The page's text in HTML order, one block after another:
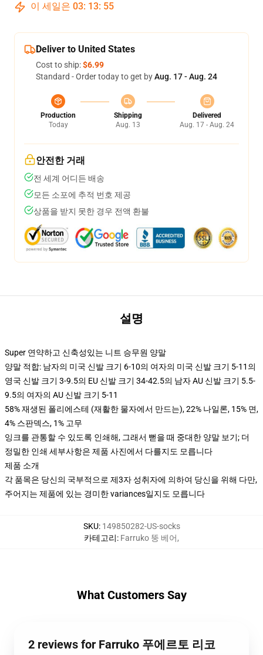
이 세일은 03: 13: 55
Deliver to United States
Cost to ship:$6.99
Standard - Order today to get byAug. 17 - Aug. 24
Production
Today
Shipping
Aug. 13
Delivered
Aug. 17 - Aug. 24
안전한 거래
전 세계 어디든 배송
모든 소포에 추적 번호 제공
상품을 받지 못한 경우 전액 환불
설명
Super 연약하고 신축성있는 니트 승무원 양말
양말 적합: 남자의 미국 신발 크기 6-10의 여자의 미국 신발 크기 5-11의
영국 신발 크기 3-9.5의 EU 신발 크기 34-42.5의 남자 AU 신발 크기 5.5-
9.5의 여자의 AU 신발 크기 5-11
58% 재생된 폴리에스테 (재활한 물자에서 만드는), 22% 나일론, 15% 면,
4% 스판덱스, 1% 고무
잉크를 관통할 수 있도록 인쇄해, 그래서 뻗을 때 중대한 양말 보기; 더
정밀한 인쇄 세부사항은 제품 사진에서 다를지도 모릅니다
제품 소개
각 품목은 당신의 국부적으로 제3자 성취자에 의하여 당신을 위해 다만,
주어지는 제품에 있는 경미한 variances일지도 모릅니다
SKU: 149850282-US-socks
카테고리: Farruko 뚱 베어,
What Customers Say
2 reviews for Farruko 푸에르토 리코